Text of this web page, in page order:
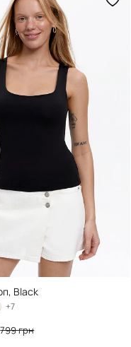
Black
+7
799 грн